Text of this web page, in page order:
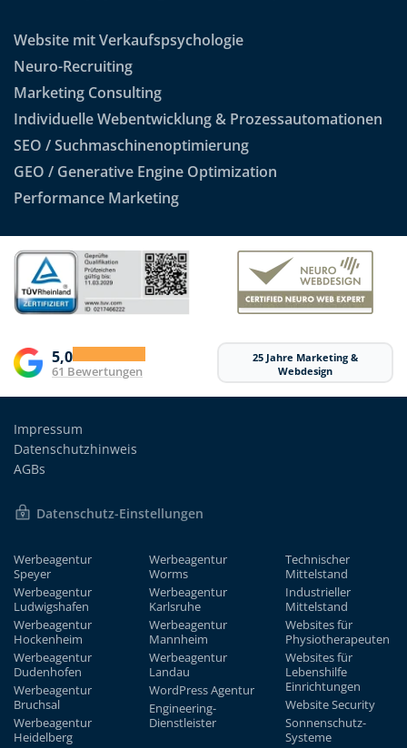
Website mit Verkaufspsychologie
Neuro-Recruiting
Marketing Consulting
Individuelle Webentwicklung & Prozessautomationen
SEO / Suchmaschinenoptimierung
GEO / Generative Engine Optimization
Performance Marketing
5,0
61 Bewertungen
25 Jahre Marketing &
Webdesign
Impressum
Datenschutzhinweis
AGBs
Datenschutz-Einstellungen
Werbeagentur
Speyer
Werbeagentur
Ludwigshafen
Werbeagentur
Hockenheim
Werbeagentur
Dudenhofen
Werbeagentur
Bruchsal
Werbeagentur
Heidelberg
Werbeagentur
Worms
Werbeagentur
Karlsruhe
Werbeagentur
Mannheim
Werbeagentur
Landau
WordPress Agentur
Engineering-
Dienstleister
Technischer
Mittelstand
Industrieller
Mittelstand
Websites für
Physiotherapeuten
Websites für
Lebenshilfe
Einrichtungen
Website Security
Sonnenschutz-
Systeme